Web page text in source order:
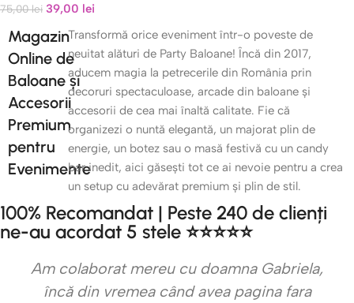
75,00lei 39,00 lei
Magazin
Online de
Baloane și
Accesorii
Premium
pentru
Evenimente
Transformă orice eveniment într-o poveste de
neuitat alături de Party Baloane! Încă din 2017,
aducem magia la petrecerile din România prin
decoruri spectaculoase, arcade din baloane și
accesorii de cea mai înaltă calitate. Fie că
organizezi o nuntă elegantă, un majorat plin de
energie, un botez sau o masă festivă cu un candy
bar inedit, aici găsești tot ce ai nevoie pentru a crea
un setup cu adevărat premium și plin de stil.
100% Recomandat | Peste 240 de clienți
ne-au acordat 5 stele ⭐⭐⭐⭐⭐
Am colaborat mereu cu doamna Gabriela,
încă din vremea când avea pagina fara